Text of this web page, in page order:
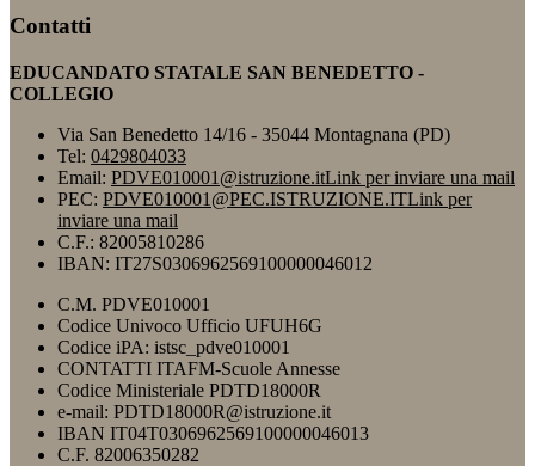
Contatti
EDUCANDATO STATALE SAN BENEDETTO -
COLLEGIO
Via San Benedetto 14/16 - 35044 Montagnana (PD)
Tel: 0429804033
Email: PDVE010001@istruzione.itLink per inviare una mail
PEC: PDVE010001@PEC.ISTRUZIONE.ITLink per
inviare una mail
C.F.: 82005810286
IBAN: IT27S0306962569100000046012
C.M. PDVE010001
Codice Univoco Ufficio UFUH6G
Codice iPA: istsc_pdve010001
CONTATTI ITAFM-Scuole Annesse
Codice Ministeriale PDTD18000R
e-mail: PDTD18000R@istruzione.it
IBAN IT04T0306962569100000046013
C.F. 82006350282